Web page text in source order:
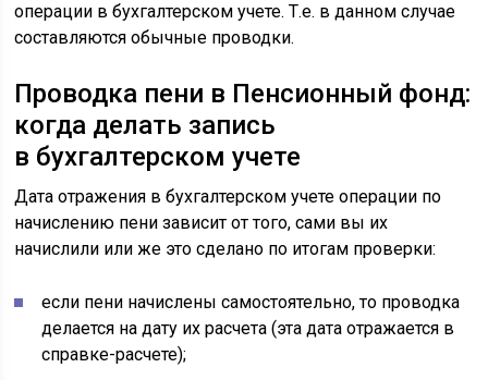
операции в бухгалтерском учете. Т.е. в данном случае
составляются обычные проводки.
Проводка пени в Пенсионный фонд:
когда делать запись
в бухгалтерском учете
Дата отражения в бухгалтерском учете операции по
начислению пени зависит от того, сами вы их
начислили или же это сделано по итогам проверки:
если пени начислены самостоятельно, то проводка
делается на дату их расчета (эта дата отражается в
справке-расчете);